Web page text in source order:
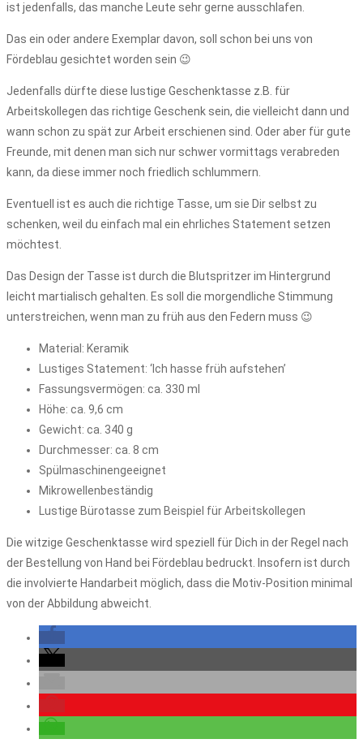
ist jedenfalls, das manche Leute sehr gerne ausschlafen.
Das ein oder andere Exemplar davon, soll schon bei uns von
Fördeblau gesichtet worden sein 😉
Jedenfalls dürfte diese lustige Geschenktasse z.B. für
Arbeitskollegen das richtige Geschenk sein, die vielleicht dann und
wann schon zu spät zur Arbeit erschienen sind. Oder aber für gute
Freunde, mit denen man sich nur schwer vormittags verabreden
kann, da diese immer noch friedlich schlummern.
Eventuell ist es auch die richtige Tasse, um sie Dir selbst zu
schenken, weil du einfach mal ein ehrliches Statement setzen
möchtest.
Das Design der Tasse ist durch die Blutspritzer im Hintergrund
leicht martialisch gehalten. Es soll die morgendliche Stimmung
unterstreichen, wenn man zu früh aus den Federn muss 😉
Material: Keramik
Lustiges Statement: ‘Ich hasse früh aufstehen’
Fassungsvermögen: ca. 330 ml
Höhe: ca. 9,6 cm
Gewicht: ca. 340 g
Durchmesser: ca. 8 cm
Spülmaschinengeeignet
Mikrowellenbeständig
Lustige Bürotasse zum Beispiel für Arbeitskollegen
Die witzige Geschenktasse wird speziell für Dich in der Regel nach
der Bestellung von Hand bei Fördeblau bedruckt. Insofern ist durch
die involvierte Handarbeit möglich, dass die Motiv-Position minimal
von der Abbildung abweicht.